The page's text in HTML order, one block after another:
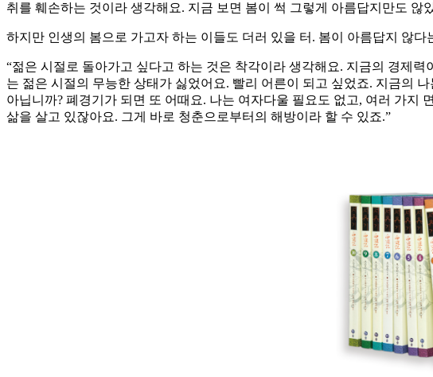
취를 훼손하는 것이라 생각해요. 지금 보면 봄이 썩 그렇게 아름답지만도 않
하지만 인생의 봄으로 가고자 하는 이들도 더러 있을 터. 봄이 아름답지 않
“젊은 시절로 돌아가고 싶다고 하는 것은 착각이라 생각해요. 지금의 경제
는 젊은 시절의 무능한 상태가 싫었어요. 빨리 어른이 되고 싶었죠. 지금의
아닙니까? 폐경기가 되면 또 어때요. 나는 여자다울 필요도 없고, 여러 가
삶을 살고 있잖아요. 그게 바로 청춘으로부터의 해방이라 할 수 있죠.”